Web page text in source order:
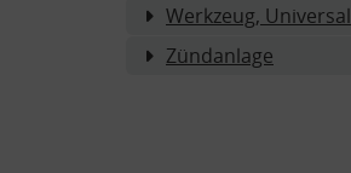
Werkzeug, Universal
Zündanlage